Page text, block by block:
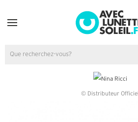
© Distributeur Officiel